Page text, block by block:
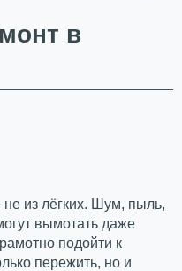
в
из лёгких. Шум, пыль,
вымотать даже
подойти к
пережить, но и